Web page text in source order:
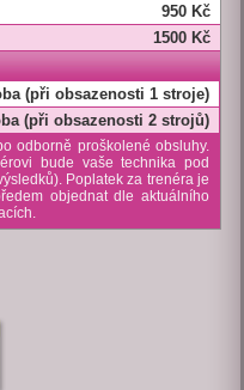
950 Kč
1500 Kč
(při obsazenosti 1 stroje)
(při obsazenosti 2 strojů)
odborně proškolené obsluhy.
bude vaše technika pod
Poplatek za trenéra je
objednat dle aktuálního